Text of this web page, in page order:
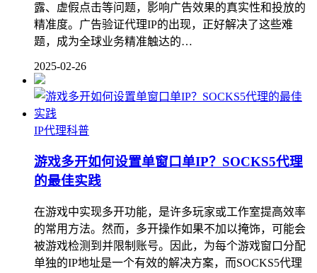
露、虚假点击等问题，影响广告效果的真实性和投放的
精准度。广告验证代理IP的出现，正好解决了这些难
题，成为全球业务精准触达的…
2025-02-26
IP代理科普
游戏多开如何设置单窗口单IP？SOCKS5代理
的最佳实践
在游戏中实现多开功能，是许多玩家或工作室提高效率
的常用方法。然而，多开操作如果不加以掩饰，可能会
被游戏检测到并限制账号。因此，为每个游戏窗口分配
单独的IP地址是一个有效的解决方案，而SOCKS5代理